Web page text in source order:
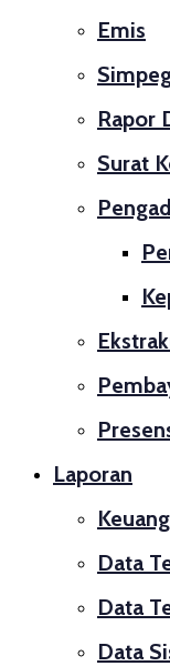
Emis
Rapor
Surat
Laporan
Data
Data
Data